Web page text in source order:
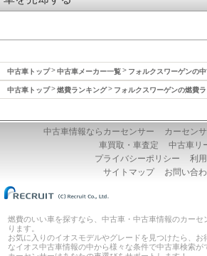
中古車トップ 中古車メーカー一覧 フォルクスワーゲンの
中古車トップ 燃費ランキング フォルクスワーゲンの燃費
中古車情報ならカーセンサー
カーセン
車買取・車査定
中古車リ
プライバシーポリシー
利
サイトマップ
お問い合
燃費のいい車を探すなら、中古車・中古車情報のカー
ります。
お気に入りのイオスモデルやグレードを見つけたら、お
なイオス中古車情報の中から様々な条件で中古車検索が